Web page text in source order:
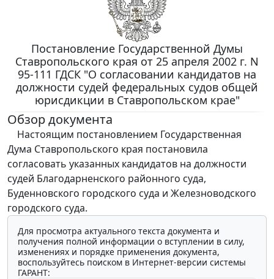
Постановление Государственной Думы
Ставропольского края от 25 апреля 2002 г. N
95-111 ГДСК "О согласовании кандидатов на
должности судей федеральных судов общей
юрисдикции в Ставропольском крае"
Обзор документа
Настоящим постановлением Государственная
Дума Ставропольского края постановила
согласовать указанных кандидатов на должности
судей Благодарненского районного суда,
Буденновского городского суда и Железноводского
городского суда.
Для просмотра актуального текста документа и
получения полной информации о вступлении в силу,
изменениях и порядке применения документа,
воспользуйтесь поиском в Интернет-версии системы
ГАРАНТ: